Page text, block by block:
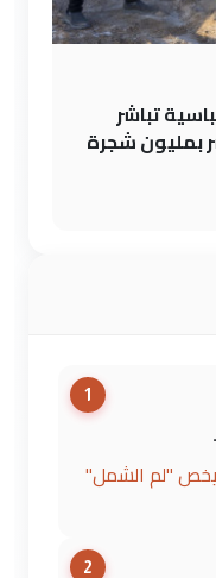
تباشر
بمليون شجرة
1
يخص "لم الشمل"
2